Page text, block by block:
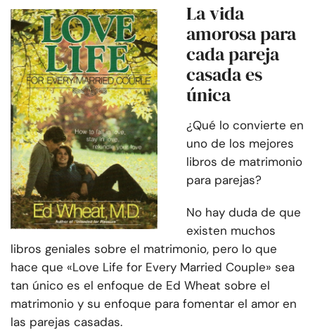
La vida
amorosa para
cada pareja
casada es
única
¿Qué lo convierte en
uno de los mejores
libros de matrimonio
para parejas?
No hay duda de que
existen muchos
libros geniales sobre el matrimonio, pero lo que
hace que «Love Life for Every Married Couple» sea
tan único es el enfoque de Ed Wheat sobre el
matrimonio y su enfoque para fomentar el amor en
las parejas casadas.